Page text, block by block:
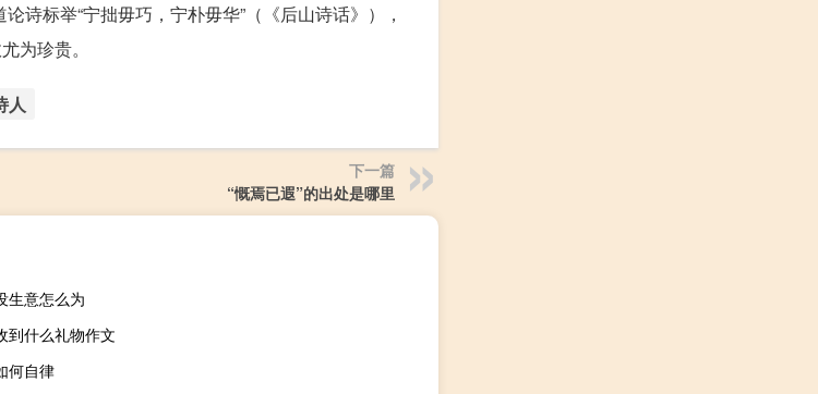
诗标举“宁拙毋巧，宁朴毋华”（《后山诗话》），
为珍贵。
人
下一篇
“慨焉已遐”的出处是哪里
生意怎么为
到什么礼物作文
何自律